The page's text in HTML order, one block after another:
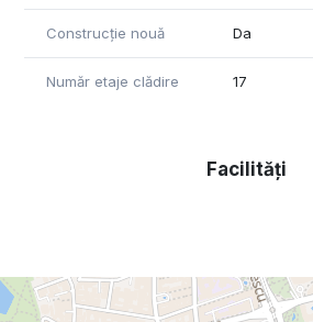
Construcție nouă Da
Număr etaje clădire 17
Facilități